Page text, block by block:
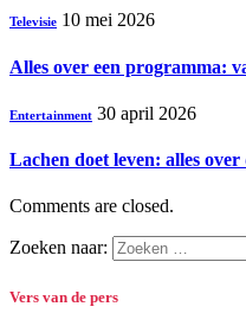
Televisie 10 mei 2026
Alles over een programma:
Entertainment 30 april 2026
Lachen doet leven: alles
Comments are closed.
Zoeken naar:
Vers van de pers